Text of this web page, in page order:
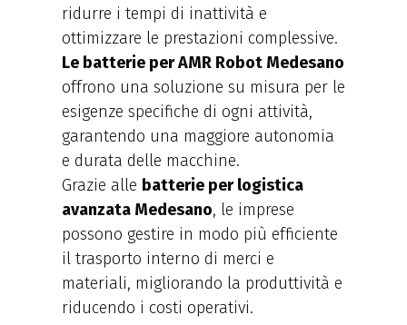
ridurre i tempi di inattività e
ottimizzare le prestazioni complessive.
Le batterie per AMR Robot Medesano
offrono una soluzione su misura per le
esigenze specifiche di ogni attività,
garantendo una maggiore autonomia
e durata delle macchine.
Grazie alle batterie per logistica
avanzata Medesano, le imprese
possono gestire in modo più efficiente
il trasporto interno di merci e
materiali, migliorando la produttività e
riducendo i costi operativi.